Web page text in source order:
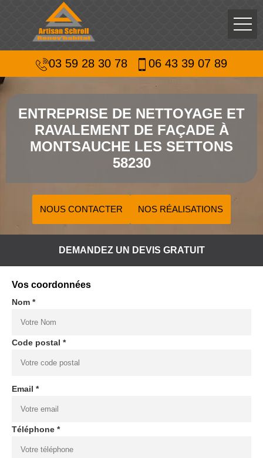
03 59 28 30 78 06 43 39 07 89
ENTREPRISE DE NETTOYAGE ET
RAVALEMENT DE FAÇADE À
MONTSAUCHE LES SETTONS
58230
NOUS CONTACTER NOS RÉALISATIONS
DEMANDEZ UN DEVIS GRATUIT
Vos coordonnées
Nom *
Code postal *
Email *
Téléphone *